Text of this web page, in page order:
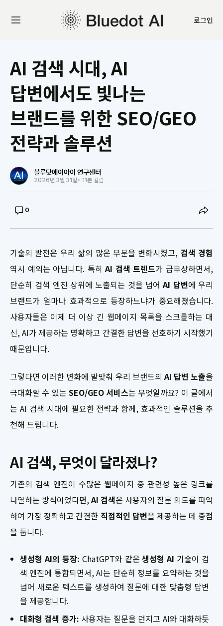
로그인
AI 검색 시대, AI
답변에서도 빛나는
브랜드를 위한 SEO/GEO
전략과 솔루션
블루닷에이아이 연구센터
2026년 3월 31일 • 11분 걸림
0
기술의 발전은 우리 삶의 많은 부분을 변화시켰고, 검색 경험
역시 예외는 아닙니다. 특히AI 검색 트렌드가 급부상하면서,
단순히 검색 엔진 상위에 노출되는 것을 넘어AI 답변에 우리
브랜드가 얼마나 효과적으로 등장하느냐가 중요해졌습니다.
사용자들은 이제 더 이상 긴 웹페이지 목록을 스크롤하는 대
신, AI가 제공하는 명확하고 간결한 답변을 선호하기 시작했기
때문입니다.
그렇다면 이러한 변화에 발맞춰 우리 브랜드의AI 답변 노출을
극대화할 수 있는 SEO/GEO 서비스는 무엇일까요? 이 글에서
는 AI 검색 시대에 필요한 전략과 함께, 효과적인 솔루션을 추
천해 드립니다.
AI 검색, 무엇이 달라졌나?
기존의 검색 엔진이 수많은 웹페이지 중 관련성 높은 링크를
나열하는 방식이었다면,AI 검색은 사용자의 질문 의도를 파악
하여 가장 정확하고 간결한 직접적인 답변을 제공하는 데 중점
을 둡니다.
생성형 AI의 등장: ChatGPT와 같은생성형 AI 기술이 검
색 엔진에 통합되면서, AI는 단순히 정보를 요약하는 것을
넘어 새로운 텍스트를 생성하여 질문에 대한 맞춤형 답변
을 제공합니다.
대화형 검색 증가: 사용자는 질문을 던지고 AI와 대화하듯